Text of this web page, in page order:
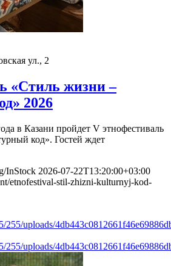
ул., 2
«Стиль жизни –
2026
в Казани пройдет V этнофестиваль
код». Гостей ждет
InStock 2026-07-22T13:20:00+03:00
etnofestival-stil-zhizni-kulturnyj-kod-
255/uploads/
255/uploads/